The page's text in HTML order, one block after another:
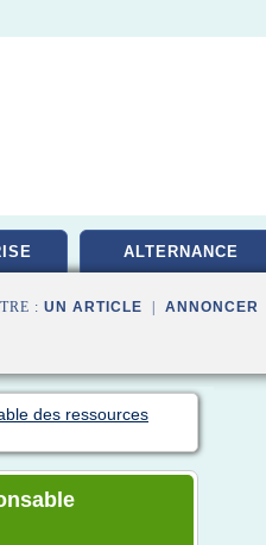
ALTERNANCE
: UN ARTICLE ANNONCER
des ressources